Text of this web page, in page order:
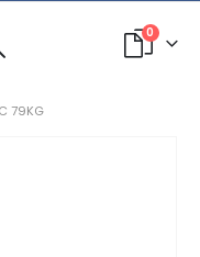
0
79KG